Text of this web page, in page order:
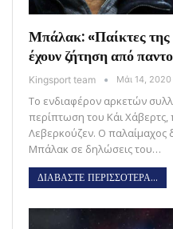
Μπάλακ: «Παίκτες
έχουν ζήτηση από
Kingsport team Μάι 14, 2020
Το ενδιαφέρον αρκετών
περίπτωση του Κάι
Λεβερκούζεν. Ο παλαίμαχος
Μπάλακ σε δηλώσεις του…
ΔΙΑΒΑΣΤΕ ΠΕΡΙΣΣΟΤΕΡΑ...